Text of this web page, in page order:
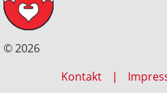
© 2026
Kontakt